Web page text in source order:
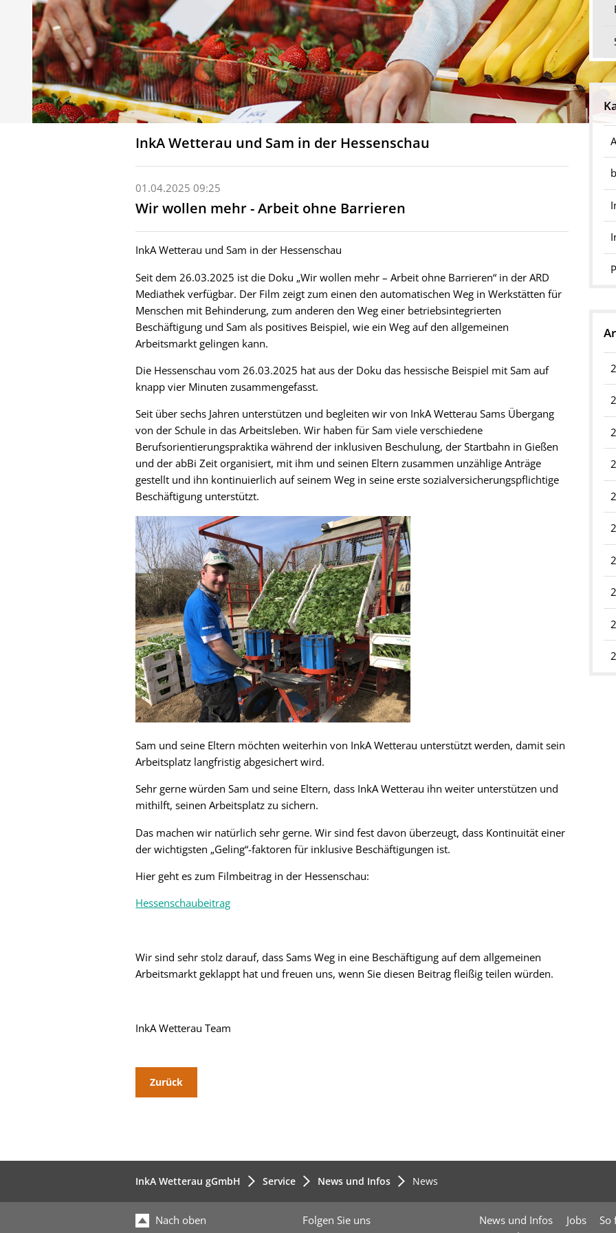
InkA Wetterau und Sam in der Hessenschau
01.04.2025 09:25
Wir wollen mehr - Arbeit ohne Barrieren
InkA Wetterau und Sam in der Hessenschau
Seit dem 26.03.2025 ist die Doku „Wir wollen mehr – Arbeit ohne Barrieren“ in der ARD
Mediathek verfügbar. Der Film zeigt zum einen den automatischen Weg in Werkstätten für
Menschen mit Behinderung, zum anderen den Weg einer betriebsintegrierten
Beschäftigung und Sam als positives Beispiel, wie ein Weg auf den allgemeinen
Arbeitsmarkt gelingen kann.
Die Hessenschau vom 26.03.2025 hat aus der Doku das hessische Beispiel mit Sam auf
knapp vier Minuten zusammengefasst.
Seit über sechs Jahren unterstützen und begleiten wir von InkA Wetterau Sams Übergang
von der Schule in das Arbeitsleben. Wir haben für Sam viele verschiedene
Berufsorientierungspraktika während der inklusiven Beschulung, der Startbahn in Gießen
und der abBi Zeit organisiert, mit ihm und seinen Eltern zusammen unzählige Anträge
gestellt und ihn kontinuierlich auf seinem Weg in seine erste sozialversicherungspflichtige
Beschäftigung unterstützt.
Sam und seine Eltern möchten weiterhin von InkA Wetterau unterstützt werden, damit sein
Arbeitsplatz langfristig abgesichert wird.
Sehr gerne würden Sam und seine Eltern, dass InkA Wetterau ihn weiter unterstützen und
mithilft, seinen Arbeitsplatz zu sichern.
Das machen wir natürlich sehr gerne. Wir sind fest davon überzeugt, dass Kontinuität einer
der wichtigsten „Geling“-faktoren für inklusive Beschäftigungen ist.
Hier geht es zum Filmbeitrag in der Hessenschau:
Hessenschaubeitrag
Wir sind sehr stolz darauf, dass Sams Weg in eine Beschäftigung auf dem allgemeinen
Arbeitsmarkt geklappt hat und freuen uns, wenn Sie diesen Beitrag fleißig teilen würden.
InkA Wetterau Team
Zurück
InkA Wetterau gGmbH Service News und Infos News
Nach oben Folgen Sie uns News und Infos Jobs So